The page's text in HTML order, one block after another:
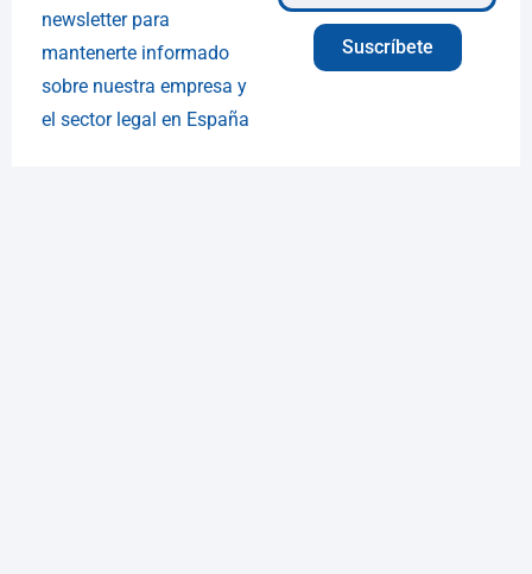
newsletter para
mantenerte informado
sobre nuestra empresa y
el sector legal en España
Suscríbete